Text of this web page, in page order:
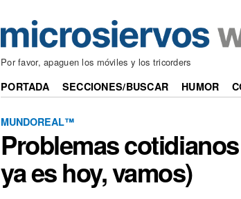
Por favor, apaguen los móviles y los tricorders
PORTADA SECCIONES/BUSCAR HUMOR
MUNDOREAL™
Problemas
ya es hoy, vamos)